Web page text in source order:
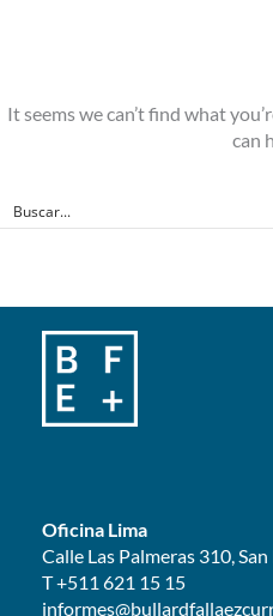
It seems we can’t find what
can
Oficina Lima
Calle Las Palmeras 310,
T +511 621 15 15